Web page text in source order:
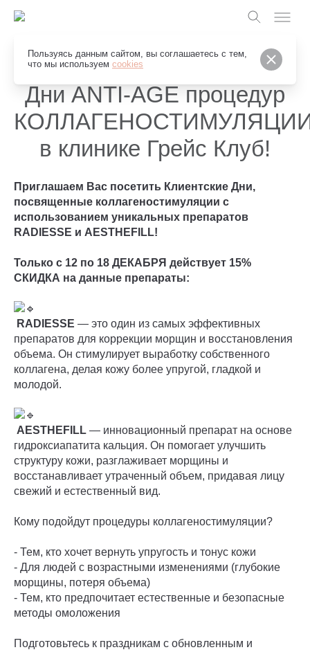
Пользуясь данным сайтом, вы соглашаетесь с тем,
что мы используем cookies
Дни ANTI-AGE процедур
в клинике Грейс Клуб!
Приглашаем Вас посетить Клиентские Дни,
посвященные коллагеностимуляции с
использованием уникальных препаратов
RADIESSE и AESTHEFILL!
Только с 12 по 18 ДЕКАБРЯ действует 15%
СКИДКА на данные препараты:
RADIESSE — это один из самых эффективных
препаратов для коррекции морщин и восстановления
объема. Он стимулирует выработку собственного
коллагена, делая кожу более упругой, гладкой и
молодой.
AESTHEFILL — инновационный препарат на основе
гидроксиапатита кальция. Он помогает улучшить
структуру кожи, разглаживает морщины и
восстанавливает утраченный объем, придавая лицу
свежий и естественный вид.
Кому подойдут процедуры коллагеностимуляции?
- Тем, кто хочет вернуть упругость и тонус кожи
- Для людей с возрастными изменениями (глубокие
морщины, потеря объема)
- Тем, кто предпочитает естественные и безопасные
методы омоложения
Подготовьтесь к праздникам с обновленным и